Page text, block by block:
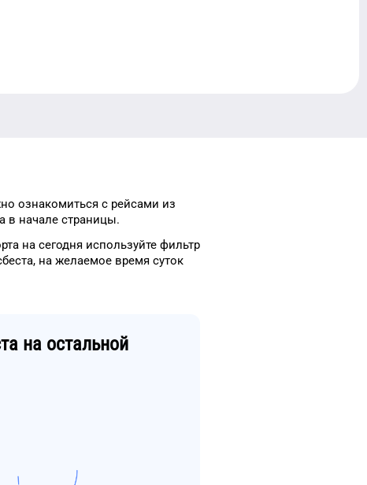
ознакомиться с рейсами из
в начале страницы.
на сегодня используйте фильтр
, на желаемое время суток
на остальной